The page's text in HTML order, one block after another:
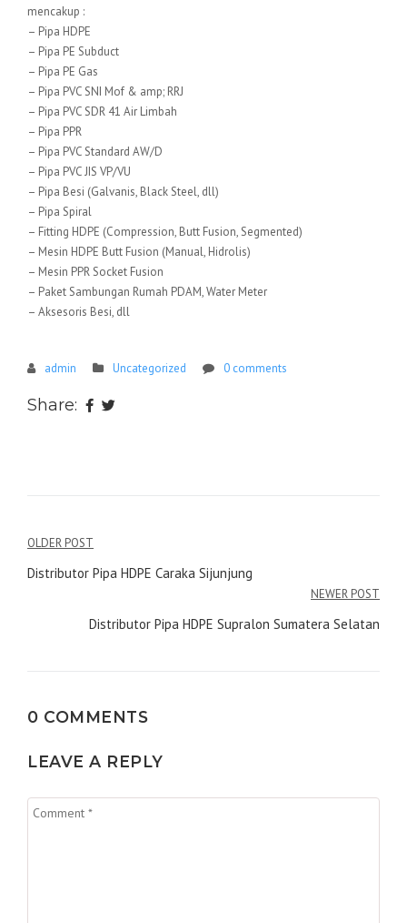
mencakup :
– Pipa HDPE
– Pipa PE Subduct
– Pipa PE Gas
– Pipa PVC SNI Mof & amp; RRJ
– Pipa PVC SDR 41 Air Limbah
– Pipa PPR
– Pipa PVC Standard AW/D
– Pipa PVC JIS VP/VU
– Pipa Besi (Galvanis, Black Steel, dll)
– Pipa Spiral
– Fitting HDPE (Compression, Butt Fusion, Segmented)
– Mesin HDPE Butt Fusion (Manual, Hidrolis)
– Mesin PPR Socket Fusion
– Paket Sambungan Rumah PDAM, Water Meter
– Aksesoris Besi, dll
admin Uncategorized 0 comments
Share:
Navigasi
pos
OLDER POST
Distributor Pipa HDPE Caraka Sijunjung
NEWER POST
Distributor Pipa HDPE Supralon Sumatera Selatan
0 COMMENTS
LEAVE A REPLY